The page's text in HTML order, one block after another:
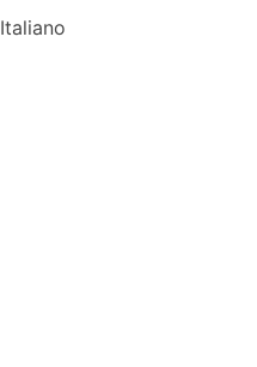
Italiano